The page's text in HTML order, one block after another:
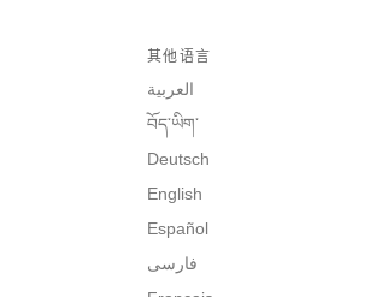
其他语言
العربية
བོད་ཡིག་
Deutsch
English
Español
فارسی